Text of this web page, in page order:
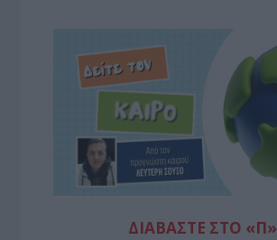
ΔΙΑΒΆΣΤΕ ΣΤΟ «Π»